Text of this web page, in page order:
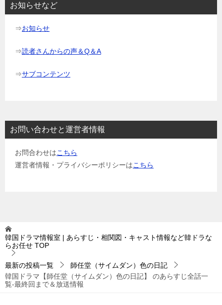
お知らせなど
⇒お知らせ
⇒読者さんからの声＆Q＆A
⇒サブコンテンツ
お問い合わせと運営者情報
お問合わせはこちら
運営者情報・プライバシーポリシーはこちら
韓国ドラマ情報室 | あらすじ・相関図・キャスト情報など韓ドラな
らお任せ TOP
最新の投稿一覧
師任堂（サイムダン）色の日記
韓国ドラマ【師任堂（サイムダン）色の日記】 のあらすじ全話一
覧-最終回まで＆放送情報